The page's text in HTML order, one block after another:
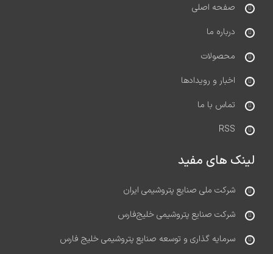
صفحه اصلی
درباره ما
محصولات
اخبار و رویدادها
تماس با ما
RSS
لینک های مفید
شرکت ملی صنایع پتروشیمی ایران
شرکت صنایع پتروشیمی خلیج‌فارس
سرمایه گذاری و توسعه صنایع پتروشیمی خلیج فارس